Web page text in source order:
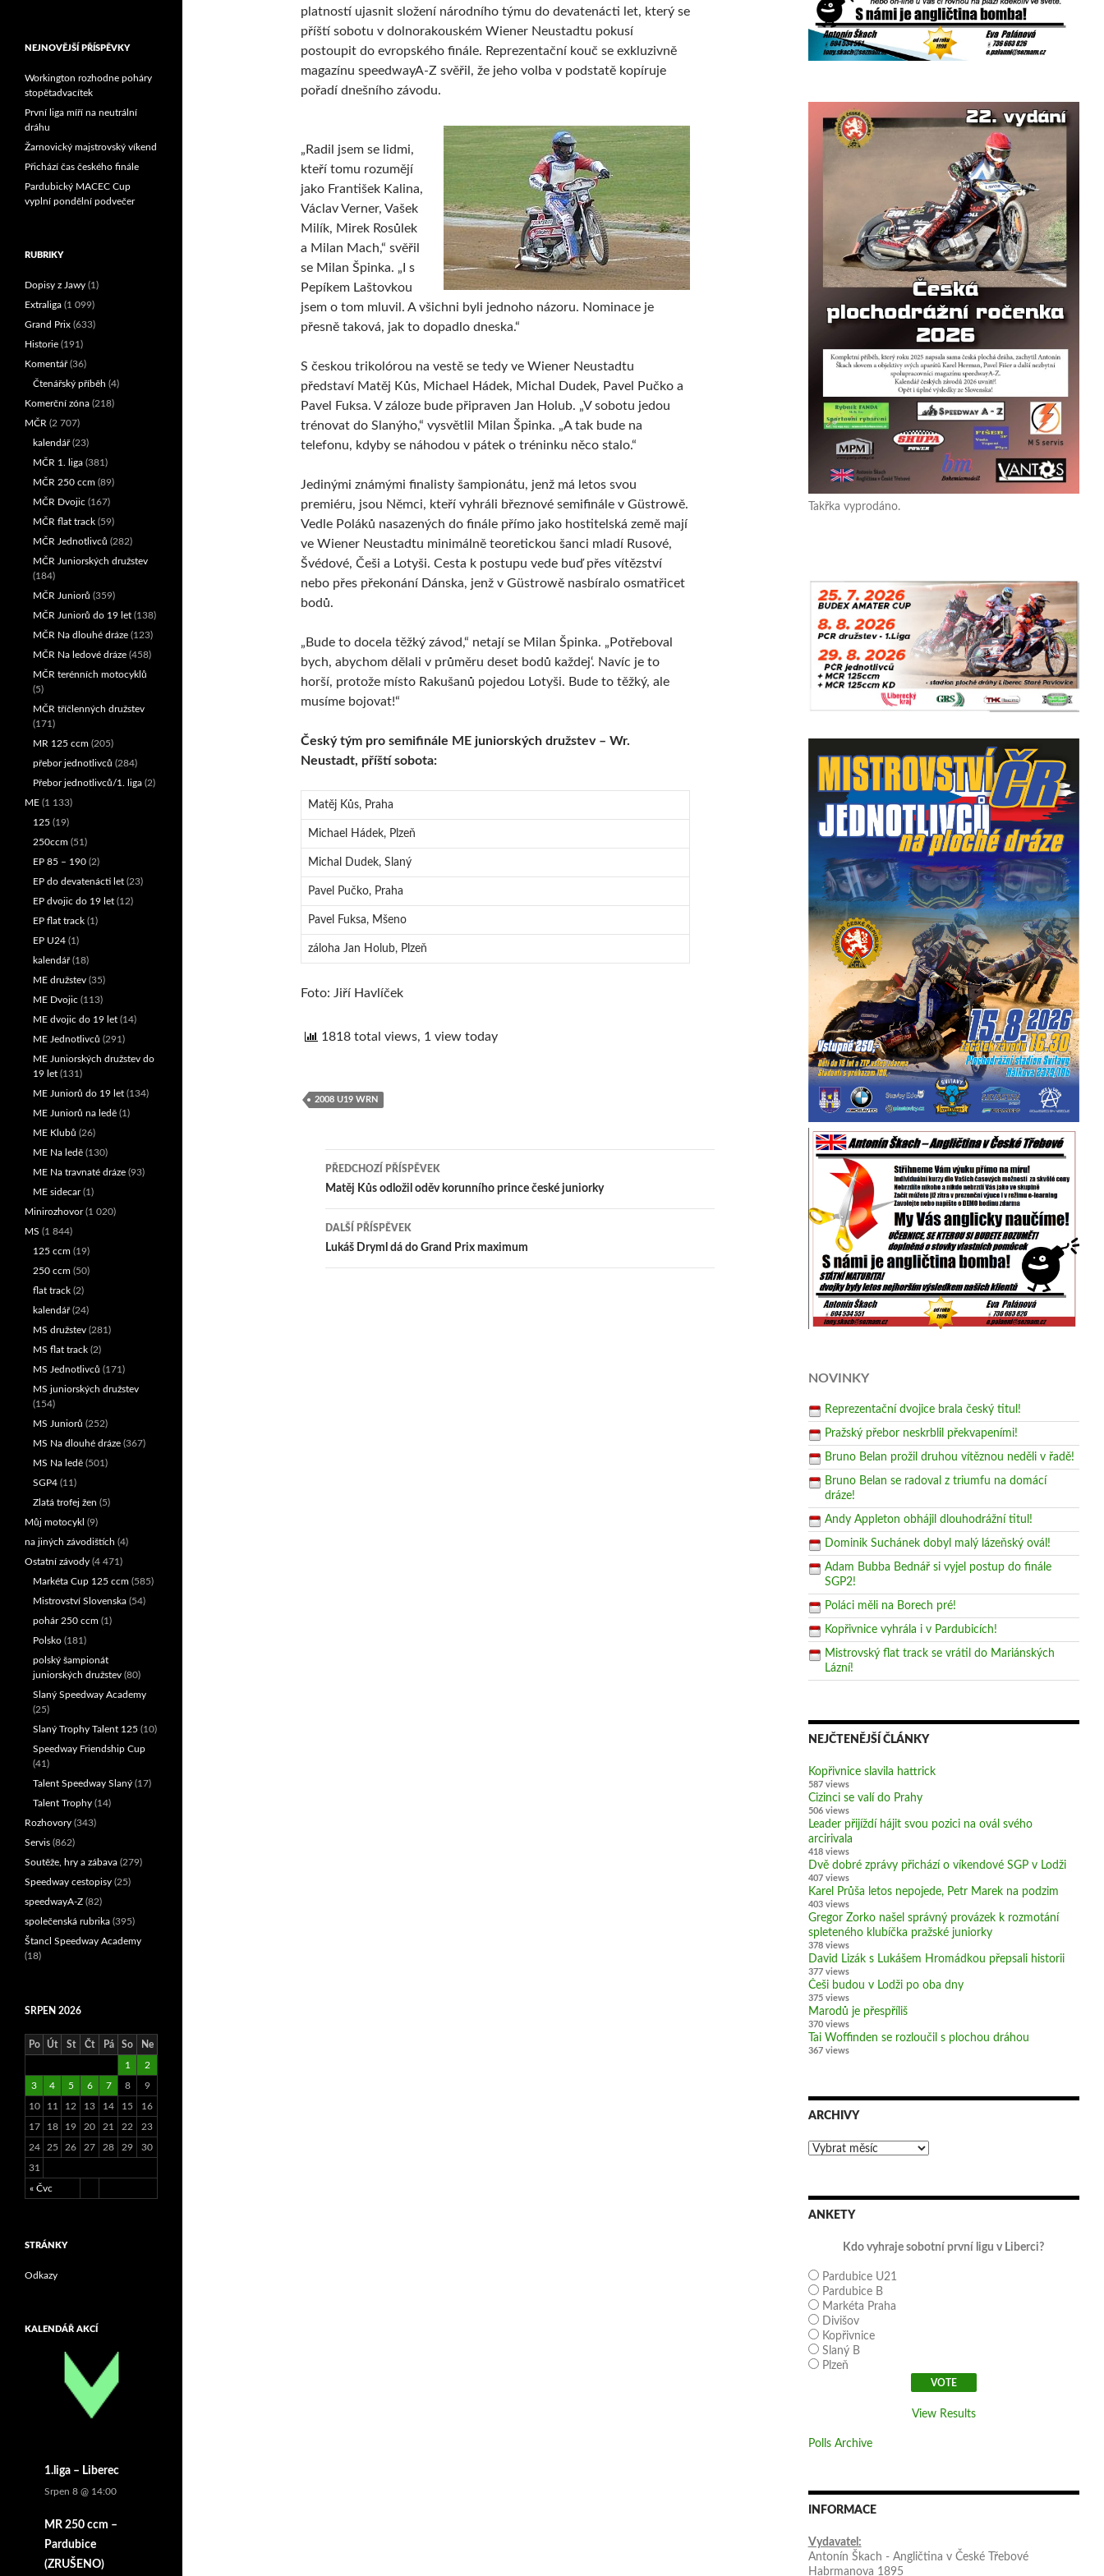
platností ujasnit složení národního týmu do devatenácti let, který se
příští sobotu v dolnorakouském Wiener Neustadtu pokusí
postoupit do evropského finále. Reprezentační kouč se exkluzivně
magazínu speedwayA-Z svěřil, že jeho volba v podstatě kopíruje
pořadí dnešního závodu.
„Radil jsem se lidmi,
kteří tomu rozumějí
jako František Kalina,
Václav Verner, Vašek
Milík, Mirek Rosůlek
a Milan Mach,“ svěřil
se Milan Špinka. „I s
Pepíkem Laštovkou
jsem o tom mluvil. A všichni byli jednoho názoru. Nominace je
přesně taková, jak to dopadlo dneska.“
S českou trikolórou na vestě se tedy ve Wiener Neustadtu
představí Matěj Kůs, Michael Hádek, Michal Dudek, Pavel Pučko a
Pavel Fuksa. V záloze bude připraven Jan Holub. „V sobotu jedou
trénovat do Slanýho,“ vysvětlil Milan Špinka. „A tak bude na
telefonu, kdyby se náhodou v pátek o tréninku něco stalo.“
Jedinými známými finalisty šampionátu, jenž má letos svou
premiéru, jsou Němci, kteří vyhráli březnové semifinále v Güstrowě.
Vedle Poláků nasazených do finále přímo jako hostitelská země mají
ve Wiener Neustadtu minimálně teoretickou šanci mladí Rusové,
Švédové, Češi a Lotyši. Cesta k postupu vede buď přes vítězství
nebo přes překonání Dánska, jenž v Güstrowě nasbíralo osmatřicet
bodů.
„Bude to docela těžký závod,“ netají se Milan Špinka. „Potřeboval
bych, abychom dělali v průměru deset bodů každej‘. Navíc je to
horší, protože místo Rakušanů pojedou Lotyši. Bude to těžký, ale
musíme bojovat!“
Český tým pro semifinále ME juniorských družstev – Wr.
Neustadt, příští sobota:
Matěj Kůs, Praha
Michael Hádek, Plzeň
Michal Dudek, Slaný
Pavel Pučko, Praha
Pavel Fuksa, Mšeno
záloha Jan Holub, Plzeň
Foto: Jiří Havlíček
1818 total views, 1 view today
2008 U19 WRN
Navigace
pro
příspěvek
PŘEDCHOZÍ PŘÍSPĚVEK
Matěj Kůs odložil oděv korunního prince české juniorky
DALŠÍ PŘÍSPĚVEK
Lukáš Dryml dá do Grand Prix maximum
Takřka vyprodáno.
NOVINKY
Reprezentační dvojice brala český titul!
Pražský přebor neskrblil překvapeními!
Bruno Belan prožil druhou vítěznou neděli v řadě!
Bruno Belan se radoval z triumfu na domácí
dráze!
Andy Appleton obhájil dlouhodrážní titul!
Dominik Suchánek dobyl malý lázeňský ovál!
Adam Bubba Bednář si vyjel postup do finále
SGP2!
Poláci měli na Borech pré!
Kopřivnice vyhrála i v Pardubicích!
Mistrovský flat track se vrátil do Mariánských
Lázní!
NEJČTENĚJŠÍ ČLÁNKY
Kopřivnice slavila hattrick
587 views
Cizinci se valí do Prahy
506 views
Leader přijíždí hájit svou pozici na ovál svého
arcirivala
418 views
Dvě dobré zprávy přichází o víkendové SGP v Lodži
407 views
Karel Průša letos nepojede, Petr Marek na podzim
403 views
Gregor Zorko našel správný provázek k rozmotání
spleteného klubíčka pražské juniorky
378 views
David Lizák s Lukášem Hromádkou přepsali historii
377 views
Češi budou v Lodži po oba dny
375 views
Marodů je přespříliš
370 views
Tai Woffinden se rozloučil s plochou dráhou
367 views
ARCHIVY
Archivy
ANKETY
Kdo vyhraje sobotní první ligu v Liberci?
Pardubice U21
Pardubice B
Markéta Praha
Divišov
Kopřivnice
Slaný B
Plzeň
View Results
Polls Archive
INFORMACE
Vydavatel:
Antonín Škach - Angličtina v České Třebové
Habrmanova 1895
NEJNOVĚJŠÍ PŘÍSPĚVKY
Workington rozhodne poháry
stopětadvacítek
První liga míří na neutrální
dráhu
Žarnovický majstrovský víkend
Přichází čas českého finále
Pardubický MACEC Cup
vyplní pondělní podvečer
RUBRIKY
Dopisy z Jawy (1)
Extraliga (1 099)
Grand Prix (633)
Historie (191)
Komentář(36)
Čtenářský příběh (4)
Komerční zóna (218)
MČR (2 707)
kalendář(23)
MČR 1. liga (381)
MČR 250 ccm (89)
MČR Dvojic (167)
MČR flat track (59)
MČR Jednotlivců (282)
MČR Juniorských družstev
(184)
MČR Juniorů (359)
MČR Juniorů do 19 let (138)
MČR Na dlouhé dráze (123)
MČR Na ledové dráze (458)
MČR terénních motocyklů
(5)
MČR tříčlenných družstev
(171)
MR 125 ccm (205)
přebor jednotlivců (284)
Přebor jednotlivců/1. liga (2)
ME (1 133)
125 (19)
250ccm (51)
EP 85 – 190 (2)
EP do devatenácti let (23)
EP dvojic do 19 let (12)
EP flat track (1)
EP U24 (1)
kalendář(18)
ME družstev (35)
ME Dvojic (113)
ME dvojic do 19 let (14)
ME Jednotlivců (291)
ME Juniorských družstev do
19 let (131)
ME Juniorů do 19 let (134)
ME Juniorů na ledě (1)
ME Klubů (26)
ME Na ledě (130)
ME Na travnaté dráze (93)
ME sidecar(1)
Minirozhovor(1 020)
MS (1 844)
125 ccm (19)
250 ccm (50)
flat track (2)
kalendář(24)
MS družstev (281)
MS flat track (2)
MS Jednotlivců (171)
MS juniorských družstev
(154)
MS Juniorů (252)
MS Na dlouhé dráze (367)
MS Na ledě (501)
SGP4 (11)
Zlatá trofej žen (5)
Můj motocykl (9)
na jiných závodištích (4)
Ostatní závody (4 471)
Markéta Cup 125 ccm (585)
Mistrovství Slovenska (54)
pohár 250 ccm (1)
Polsko (181)
polský šampionát
juniorských družstev (80)
Slaný Speedway Academy
(25)
Slaný Trophy Talent 125 (10)
Speedway Friendship Cup
(41)
Talent Speedway Slaný (17)
Talent Trophy (14)
Rozhovory (343)
Servis (862)
Soutěže, hry a zábava (279)
Speedway cestopisy (25)
speedwayA-Z (82)
společenská rubrika (395)
Štancl Speedway Academy
(18)
SRPEN 2026
Po Út St Čt Pá So Ne
« Čvc
1 2
3 4 5 6 7 8 9
10 11 12 13 14 15 16
17 18 19 20 21 22 23
24 25 26 27 28 29 30
31
STRÁNKY
Odkazy
KALENDÁŘ AKCÍ
1.liga – Liberec
Srpen 8 @ 14:00
MR 250 ccm –
Pardubice
(ZRUŠENO)